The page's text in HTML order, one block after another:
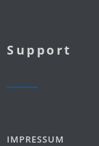
Support
IMPRESSUM